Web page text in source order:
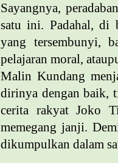
Sayangnya,
satu ini. Padahal, di
yang tersembunyi,
pelajaran moral,
Malin Kundang
dirinya dengan baik,
cerita rakyat Joko
memegang janji.
dikumpulkan dalam